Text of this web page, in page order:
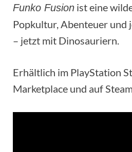
Funko Fusion ist eine
Popkultur, Abenteuer und
– jetzt mit Dinosauriern.
Erhältlich im PlayStation
Marketplace und auf